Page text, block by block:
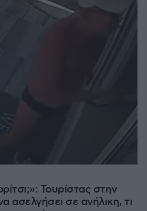
Τουρίστας στην
ασελγήσει σε ανήλικη, τι